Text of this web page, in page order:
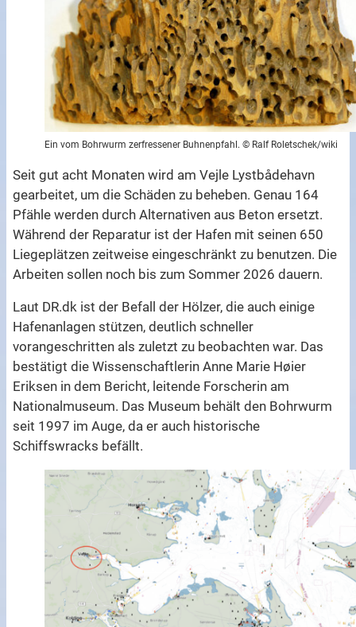
Ein vom Bohrwurm zerfressener Buhnenpfahl. © Ralf Roletschek/wiki
Seit gut acht Monaten wird am Vejle Lystbådehavn
gearbeitet, um die Schäden zu beheben. Genau 164
Pfähle werden durch Alternativen aus Beton ersetzt.
Während der Reparatur ist der Hafen mit seinen 650
Liegeplätzen zeitweise eingeschränkt zu benutzen. Die
Arbeiten sollen noch bis zum Sommer 2026 dauern.
Laut DR.dk ist der Befall der Hölzer, die auch einige
Hafenanlagen stützen, deutlich schneller
vorangeschritten als zuletzt zu beobachten war. Das
bestätigt die Wissenschaftlerin Anne Marie Høier
Eriksen in dem Bericht, leitende Forscherin am
Nationalmuseum. Das Museum behält den Bohrwurm
seit 1997 im Auge, da er auch historische
Schiffswracks befällt.